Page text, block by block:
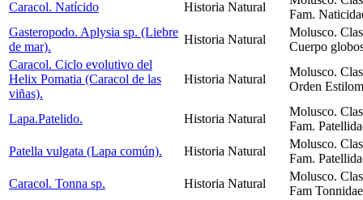
Caracol. Natícido
Historia Natural
Fam.
Gasteropodo. Aplysia sp. (Liebre
de mar).
Historia Natural
Molusco.
Cuerpo
Caracol. Ciclo evolutivo del
Helix Pomatia (Caracol de las
viñas).
Historia Natural
Molusco.
Orden
Lapa.Patelido. Historia Natural
Molusco.
Fam.
Patella vulgata (Lapa común).
Historia Natural
Molusco.
Fam.
Caracol. Tonna sp.
Historia Natural
Molusco.
Fam